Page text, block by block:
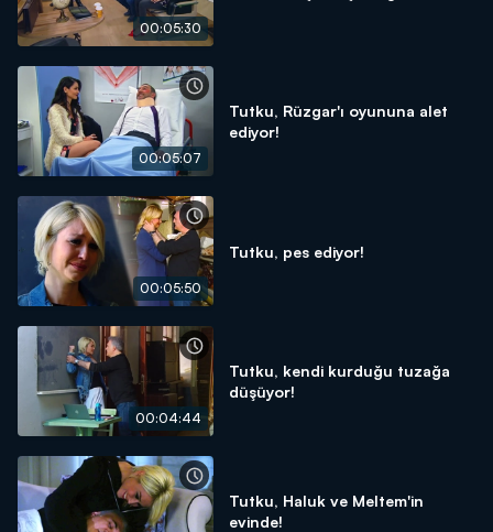
00:05:30
00:05:07
Tutku, Rüzgar'ı oyununa alet
ediyor!
00:05:50
Tutku, pes ediyor!
00:04:44
Tutku, kendi kurduğu tuzağa
düşüyor!
Tutku, Haluk ve Meltem'in
evinde!